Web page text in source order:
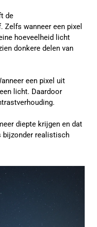
de
wanneer een pixel
hoeveelheid licht
donkere delen van
een pixel uit
licht. Daardoor
diepte krijgen en dat
bijzonder realistisch